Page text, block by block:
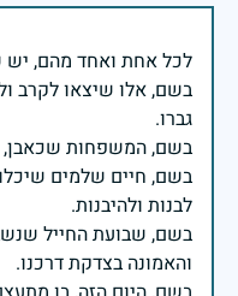
בשם, אלו שיצאו לקרב
בשם, חיים שלמים
בשם, שבועת החייל